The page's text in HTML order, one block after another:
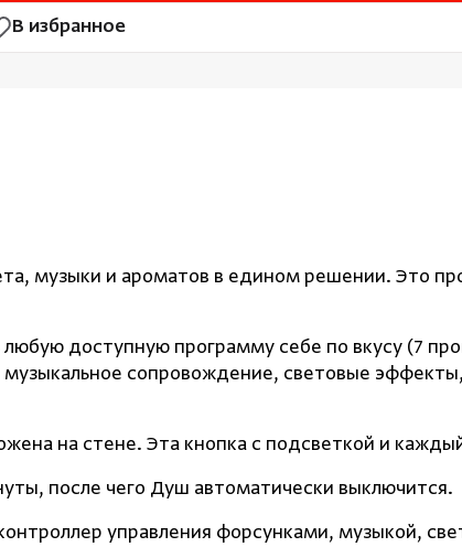
В избранное
музыки и ароматов в едином решении. Это
доступную программу себе по вкусу (7
сопровождение, световые
на стене. Эта кнопка с подсветкой и
после чего Душ автоматически выключится.
управления форсунками, музыкой,